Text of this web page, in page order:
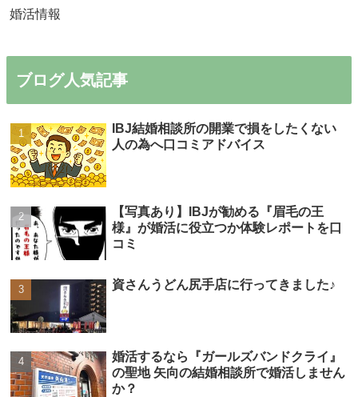
婚活情報
ブログ人気記事
IBJ結婚相談所の開業で損をしたくない
人の為へ口コミアドバイス
【写真あり】IBJが勧める『眉毛の王
様』が婚活に役立つか体験レポートを口
コミ
資さんうどん尻手店に行ってきました♪
婚活するなら『ガールズバンドクライ』
の聖地 矢向の結婚相談所で婚活しません
か？